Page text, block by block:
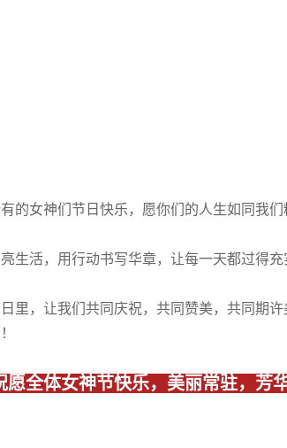
的女神们节日快乐，愿你们的人生如同我
生活，用行动书写华章，让每一天都过得充
里，让我们共同庆祝，共同赞美，共同期
愿全体女神节快乐，美丽常驻，芳华